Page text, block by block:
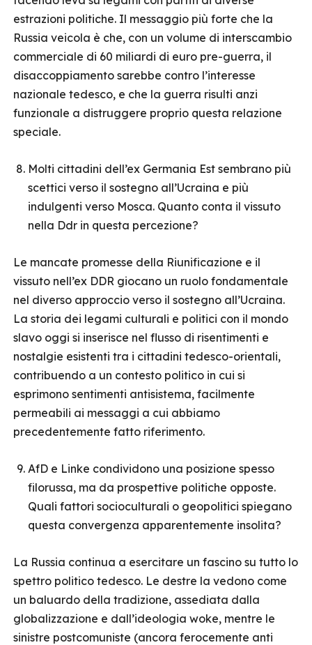
estrazioni politiche. Il messaggio più forte che la
Russia veicola è che, con un volume di interscambio
commerciale di 60 miliardi di euro pre-guerra, il
disaccoppiamento sarebbe contro l’interesse
nazionale tedesco, e che la guerra risulti anzi
funzionale a distruggere proprio questa relazione
speciale.
Molti cittadini dell’ex Germania Est sembrano più
scettici verso il sostegno all’Ucraina e più
indulgenti verso Mosca. Quanto conta il vissuto
nella Ddr in questa percezione?
Le mancate promesse della Riunificazione e il
vissuto nell’ex DDR giocano un ruolo fondamentale
nel diverso approccio verso il sostegno all’Ucraina.
La storia dei legami culturali e politici con il mondo
slavo oggi si inserisce nel flusso di risentimenti e
nostalgie esistenti tra i cittadini tedesco-orientali,
contribuendo a un contesto politico in cui si
esprimono sentimenti antisistema, facilmente
permeabili ai messaggi a cui abbiamo
precedentemente fatto riferimento.
AfD e Linke condividono una posizione spesso
filorussa, ma da prospettive politiche opposte.
Quali fattori socioculturali o geopolitici spiegano
questa convergenza apparentemente insolita?
La Russia continua a esercitare un fascino su tutto lo
spettro politico tedesco. Le destre la vedono come
un baluardo della tradizione, assediata dalla
globalizzazione e dall’ideologia woke, mentre le
sinistre postcomuniste (ancora ferocemente anti